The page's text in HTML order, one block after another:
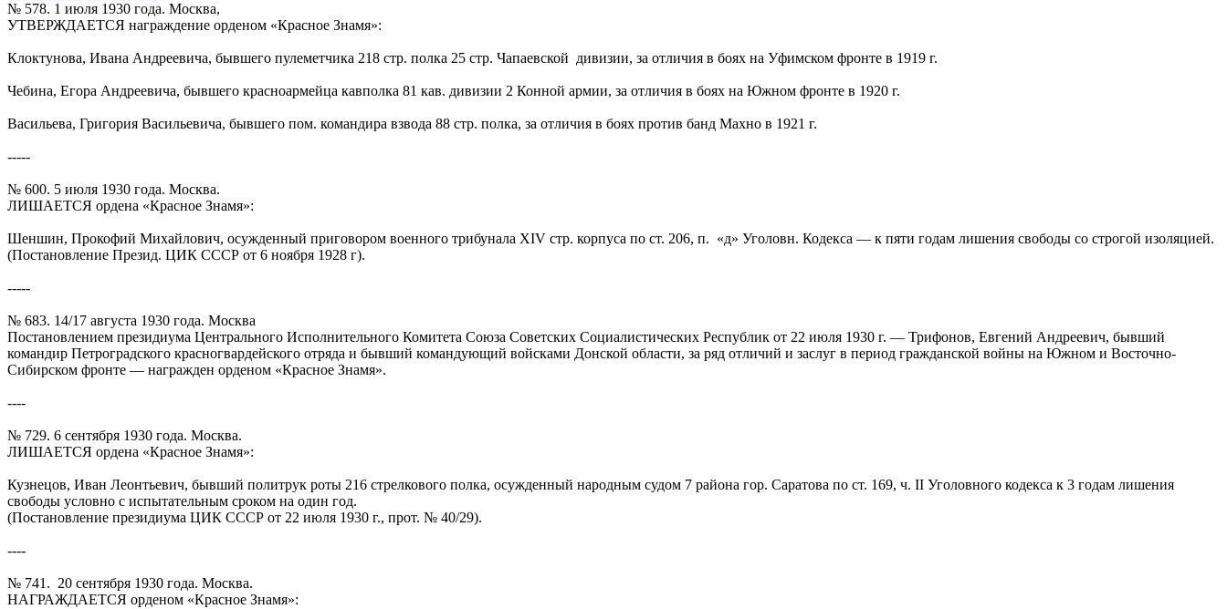
№ 578. 1 июля 1930 года. Москва,
УТВЕРЖДАЕТСЯ награждение орденом «Красное Знамя»:
Клоктунова, Ивана Андреевича, бывшего пулеметчика 218 стр. полка 25 стр. Чапаевской дивизии, за отличия в боях на Уфимском фронте в 1919 г.
Чебина, Егора Андреевича, бывшего красноармейца кавполка 81 кав. диви­зии 2 Конной армии, за отличия в боях на Южном фронте в 1920 г.
Васильева, Григория Васильевича, бывшего пом. командира взвода 88 стр. полка, за отличия в боях против банд Махно в 1921 г.
-----
№ 600. 5 июля 1930 года. Москва.
ЛИШАЕТСЯ ордена «Красное Знамя»:
Шеншин, Прокофий Михайлович, осужденный приговором военного трибунала XIV стр. корпуса по ст. 206, п. «д» Уголовн. Кодекса — к пяти годам лишения свободы со строгой изоляцией.
(Постановление Презид. ЦИК СССР от 6 ноября 1928 г).
-----
№ 683. 14/17 августа 1930 года. Москва
Постановлением президиума Центрального Исполнительного Комитета Союза Советских Социалистических Республик от 22 июля 1930 г. — Трифонов, Евгений Андреевич, бывший
командир Петроградского красногвардейского отряда и бывший командующий войсками Донской области, за ряд отличий и заслуг в период гражданской войны на Южном и Восточно-
Сибирском фронте — награжден орденом «Красное Знамя».
----
№ 729. 6 сентября 1930 года. Москва.
ЛИШАЕТСЯ ордена «Красное Знамя»:
Кузнецов, Иван Леонтьевич, бывший политрук роты 216 стрелкового полка, осужденный народным судом 7 района гор. Саратова по ст. 169, ч. II Уголовного кодекса к 3 годам лишения
свободы условно с испытательным сроком на один год.
(Постановление президиума ЦИК СССР от 22 июля 1930 г., прот. № 40/29).
----
№ 741. 20 сентября 1930 года. Москва.
НАГРАЖДАЕТСЯ орденом «Красное Знамя»: